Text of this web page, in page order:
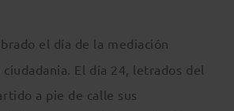
el día de la mediación
ciudadania. El día 24, letrados del
a pie de calle sus